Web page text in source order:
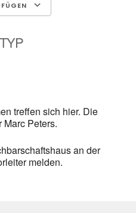
treffen sich hier. Die
Peters.
an der
melden.